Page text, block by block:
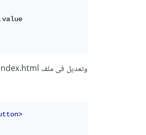
.value
وتعديل فى ملف index.html كالتالى